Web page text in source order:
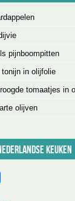
pijnboompitten
in olijfolie
tomaatjes in
olijven
keuken